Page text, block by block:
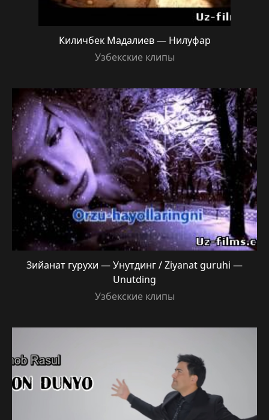
Киличбек Мадалиев — Нилуфар
Узбекские клипы
Зийанат гурухи — Унутдинг / Ziyanat guruhi —
Unutding
Узбекские клипы